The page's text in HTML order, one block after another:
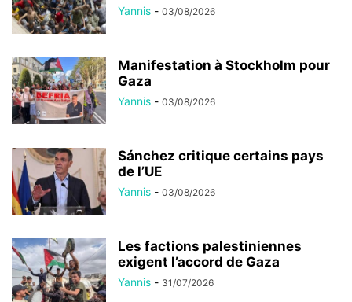
Yannis - 03/08/2026
Manifestation à Stockholm pour
Gaza
Yannis - 03/08/2026
Sánchez critique certains pays
de l’UE
Yannis - 03/08/2026
Les factions palestiniennes
exigent l’accord de Gaza
Yannis - 31/07/2026